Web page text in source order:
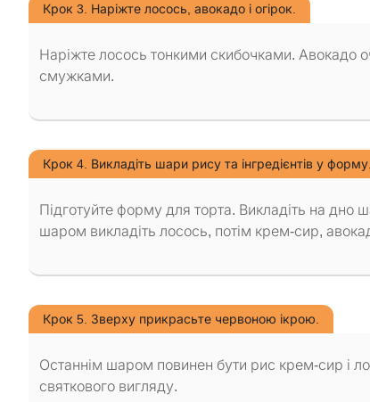
Крок 3. Наріжте лосось, авокадо і огірок.
Наріжте лосось тонкими скибочками. Авокадо
смужками.
Крок 4. Викладіть шари рису та інгредієнтів у форму.
Підготуйте форму для торта. Викладіть на дно
шаром викладіть лосось, потім крем-сир,
Крок 5. Зверху прикрасьте червоною ікрою.
Останнім шаром повинен бути рис крем-сир і
святкового вигляду.